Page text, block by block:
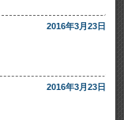
2016年3月23日
2016年3月23日